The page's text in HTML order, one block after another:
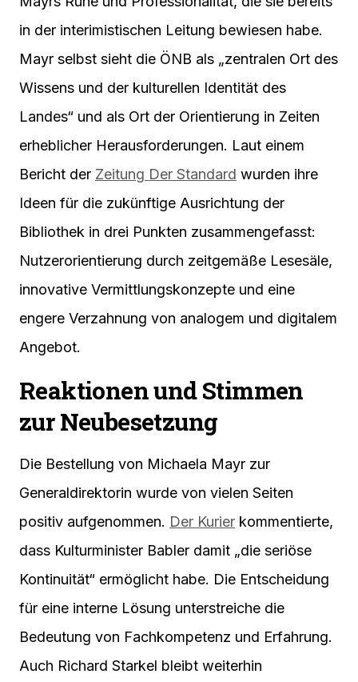
in der interimistischen Leitung bewiesen habe.
Mayr selbst sieht die ÖNB als „zentralen Ort des
Wissens und der kulturellen Identität des
Landes“ und als Ort der Orientierung in Zeiten
erheblicher Herausforderungen. Laut einem
Bericht der Zeitung Der Standard wurden ihre
Ideen für die zukünftige Ausrichtung der
Bibliothek in drei Punkten zusammengefasst:
Nutzerorientierung durch zeitgemäße Lesesäle,
innovative Vermittlungskonzepte und eine
engere Verzahnung von analogem und digitalem
Angebot.
Reaktionen und Stimmen
zur Neubesetzung
Die Bestellung von Michaela Mayr zur
Generaldirektorin wurde von vielen Seiten
positiv aufgenommen. Der Kurier kommentierte,
dass Kulturminister Babler damit „die seriöse
Kontinuität“ ermöglicht habe. Die Entscheidung
für eine interne Lösung unterstreiche die
Bedeutung von Fachkompetenz und Erfahrung.
Auch Richard Starkel bleibt weiterhin